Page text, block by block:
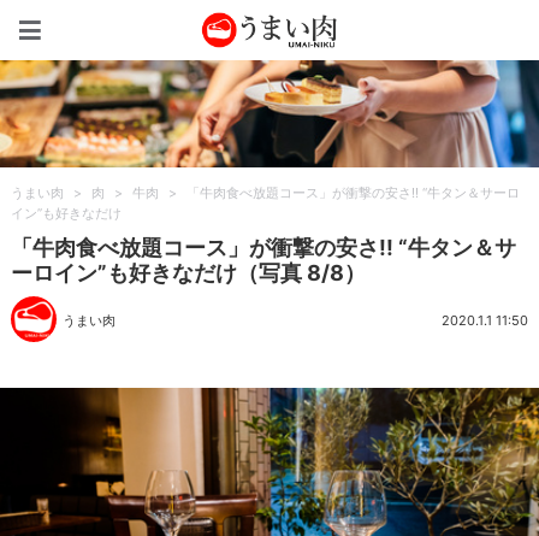
うまい肉 > 肉 > 牛肉 >
「牛肉食べ放題コース」が衝撃の安さ!! “牛タン＆サーロ
イン”も好きなだけ
「牛肉食べ放題コース」が衝撃の安さ!! “牛タン＆サ
ーロイン”も好きなだけ（写真 8/8）
うまい肉 2020.1.1 11:50